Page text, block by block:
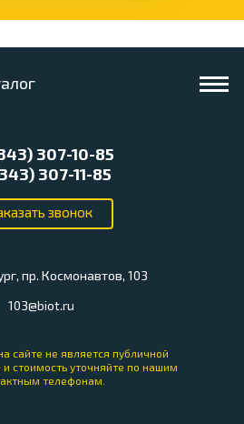
307-10-85
307-11-85
пр. Космонавтов, 103
103@biot.ru
сайте не является публичной
стоимость уточняйте по нашим
телефонам.